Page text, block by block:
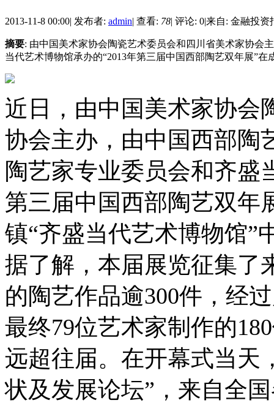
2013-11-8 00:00| 发布者: admin| 查看: 78| 评论: 0|来自: 金融投资
摘要: 由中国美术家协会陶瓷艺术委员会和四川省美术家协会
当代艺术博物馆承办的“2013年第三届中国西部陶艺双年展”在
近日，由中国美术家协会
协会主办，由中国西部陶
陶艺家专业委员会和齐盛
第三届中国西部陶艺双年
镇“齐盛当代艺术博物馆”
据了解，本届展览征集了
的陶艺作品逾300件，经
最终79位艺术家制作的
远超往届。在开幕式当天
状及发展论坛”，来自全